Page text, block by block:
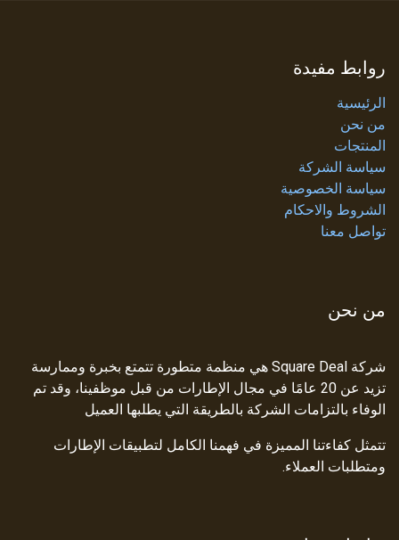
روابط مفيدة
الرئيسية
من نحن
المنتجات
سياسة الشركة
سياسة الخصوصية
الشروط والاحكام
تواصل معنا
من نحن
شركة Square Deal هي منظمة متطورة تتمتع بخبرة وممارسة
تزيد عن 20 عامًا في مجال الإطارات من قبل موظفينا، وقد تم
الوفاء بالتزامات الشركة بالطريقة التي يطلبها العميل
تتمثل كفاءتنا المميزة في فهمنا الكامل لتطبيقات الإطارات
ومتطلبات العملاء.